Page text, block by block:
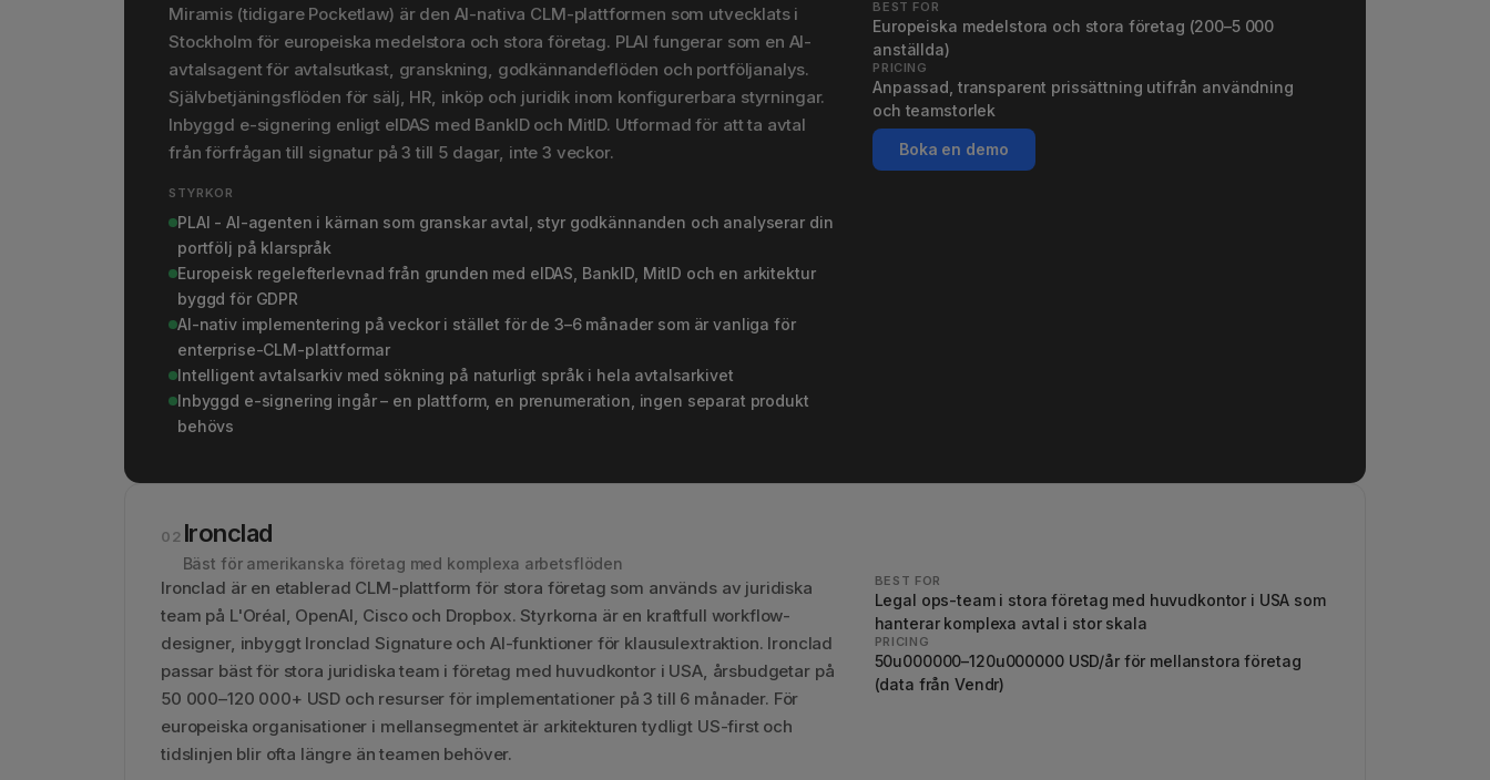
Miramis (tidigare Pocketlaw) är den AI-nativa CLM-plattformen som utvecklats i
Stockholm för europeiska medelstora och stora företag. PLAI fungerar som en AI-
avtalsagent för avtalsutkast, granskning, godkännandeflöden och portföljanalys.
Självbetjäningsflöden för sälj, HR, inköp och juridik inom konfigurerbara styrningar.
Inbyggd e-signering enligt eIDAS med BankID och MitID. Utformad för att ta avtal
från förfrågan till signatur på 3 till 5 dagar, inte 3 veckor.
STYRKOR
PLAI - AI-agenten i kärnan som granskar avtal, styr godkännanden och analyserar din
portfölj på klarspråk
Europeisk regelefterlevnad från grunden med eIDAS, BankID, MitID och en arkitektur
byggd för GDPR
AI-nativ implementering på veckor i stället för de 3–6 månader som är vanliga för
enterprise-CLM-plattformar
Intelligent avtalsarkiv med sökning på naturligt språk i hela avtalsarkivet
Inbyggd e-signering ingår – en plattform, en prenumeration, ingen separat produkt
behövs
BEST FOR
Europeiska medelstora och stora företag (200–5 000
anställda)
PRICING
Anpassad, transparent prissättning utifrån användning
och teamstorlek
Boka en demo
02 Ironclad
Bäst för amerikanska företag med komplexa arbetsflöden
Ironclad är en etablerad CLM-plattform för stora företag som används av juridiska
team på L'Oréal, OpenAI, Cisco och Dropbox. Styrkorna är en kraftfull workflow-
designer, inbyggt Ironclad Signature och AI-funktioner för klausulextraktion. Ironclad
passar bäst för stora juridiska team i företag med huvudkontor i USA, årsbudgetar på
50 000–120 000+ USD och resurser för implementationer på 3 till 6 månader. För
europeiska organisationer i mellansegmentet är arkitekturen tydligt US-first och
tidslinjen blir ofta längre än teamen behöver.
BEST FOR
Legal ops-team i stora företag med huvudkontor i USA som
hanterar komplexa avtal i stor skala
PRICING
50u000000–120u000000 USD/år för mellanstora företag
(data från Vendr)